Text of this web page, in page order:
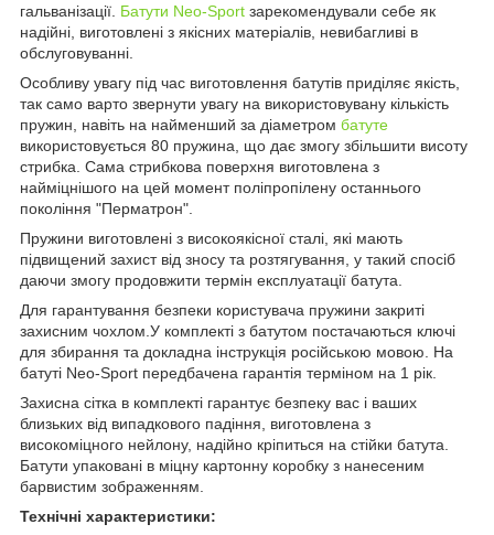
гальванізації. Батути Neo-Sport зарекомендували себе як
надійні, виготовлені з якісних матеріалів, невибагливі в
обслуговуванні.
Особливу увагу під час виготовлення батутів приділяє якість,
так само варто звернути увагу на використовувану кількість
пружин, навіть на найменший за діаметром батуте
використовується 80 пружина, що дає змогу збільшити висоту
стрибка. Сама стрибкова поверхня виготовлена з
найміцнішого на цей момент поліпропілену останнього
покоління "Перматрон".
Пружини виготовлені з високоякісної сталі, які мають
підвищений захист від зносу та розтягування, у такий спосіб
даючи змогу продовжити термін експлуатації батута.
Для гарантування безпеки користувача пружини закриті
захисним чохлом.У комплекті з батутом постачаються ключі
для збирання та докладна інструкція російською мовою. На
батуті Neo-Sport передбачена гарантія терміном на 1 рік.
Захисна сітка в комплекті гарантує безпеку вас і ваших
близьких від випадкового падіння, виготовлена з
високоміцного нейлону, надійно кріпиться на стійки батута.
Батути упаковані в міцну картонну коробку з нанесеним
барвистим зображенням.
Технічні характеристики: